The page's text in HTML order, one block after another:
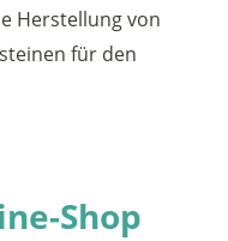
Herstellung von
für den
Shop